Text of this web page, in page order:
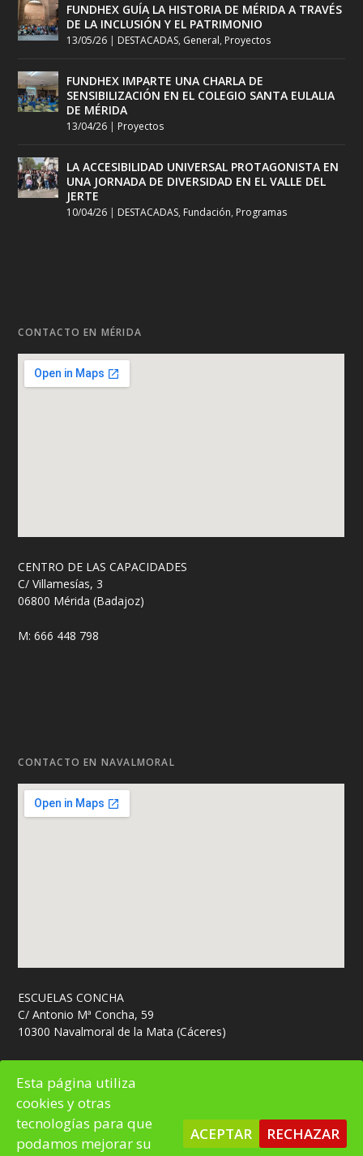
FUNDHEX GUÍA LA HISTORIA DE MÉRIDA A TRAVÉS
DE LA INCLUSIÓN Y EL PATRIMONIO
13/05/26 | DESTACADAS, General, Proyectos
FUNDHEX IMPARTE UNA CHARLA DE
SENSIBILIZACIÓN EN EL COLEGIO SANTA EULALIA
DE MÉRIDA
13/04/26 | Proyectos
LA ACCESIBILIDAD UNIVERSAL PROTAGONISTA EN
UNA JORNADA DE DIVERSIDAD EN EL VALLE DEL
JERTE
10/04/26 | DESTACADAS, Fundación, Programas
CONTACTO EN MÉRIDA
CENTRO DE LAS CAPACIDADES
C/ Villamesías, 3
06800 Mérida (Badajoz)
M: 666 448 798
CONTACTO EN NAVALMORAL
ESCUELAS CONCHA
C/ Antonio Mª Concha, 59
10300 Navalmoral de la Mata (Cáceres)
Esta página utiliza
cookies y otras
tecnologías para que
podamos mejorar su
ACEPTAR RECHAZAR